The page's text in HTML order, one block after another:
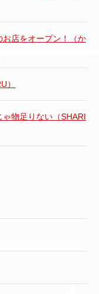
店をオープン！（か
）
物足りない（SHARI